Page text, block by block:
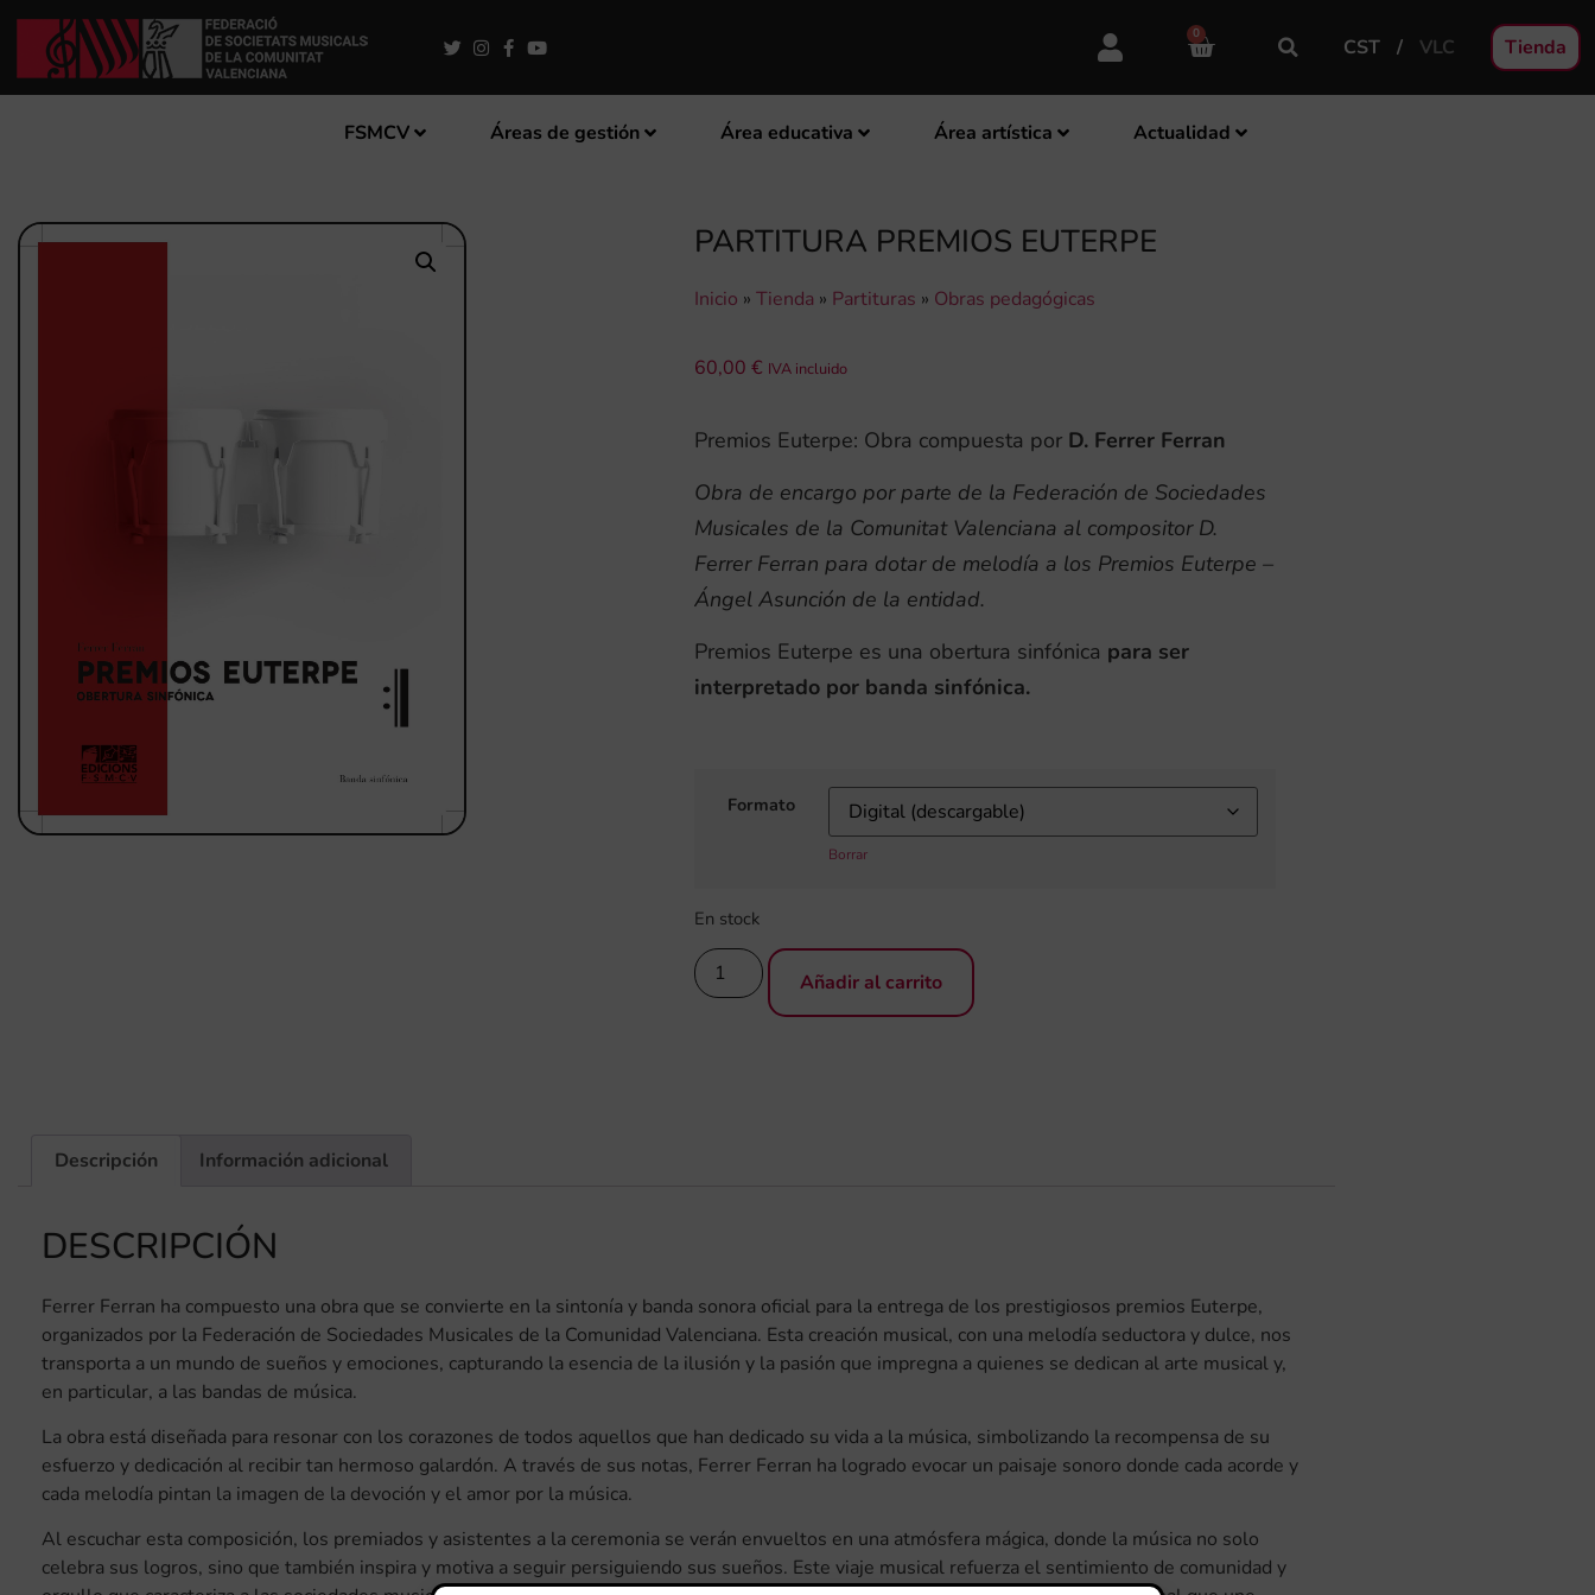
0
CST VLC Tienda
FSMCV Áreas de gestión Área educativa Área artística Actualidad
PARTITURA PREMIOS EUTERPE
Inicio » Tienda » Partituras » Obras pedagógicas
60,00 € IVA incluido
Premios Euterpe: Obra compuesta por D. Ferrer Ferran
Obra de encargo por parte de la Federación de Sociedades
Musicales de la Comunitat Valenciana al compositor D.
Ferrer Ferran para dotar de melodía a los Premios Euterpe –
Ángel Asunción de la entidad.
Premios Euterpe es una obertura sinfónica para ser
interpretado por banda sinfónica.
Formato
Borrar
En stock
Añadir al carrito
Descripción Información adicional
DESCRIPCIÓN
Ferrer Ferran ha compuesto una obra que se convierte en la sintonía y banda sonora oficial para la entrega de los prestigiosos premios Euterpe,
organizados por la Federación de Sociedades Musicales de la Comunidad Valenciana. Esta creación musical, con una melodía seductora y dulce, nos
transporta a un mundo de sueños y emociones, capturando la esencia de la ilusión y la pasión que impregna a quienes se dedican al arte musical y,
en particular, a las bandas de música.
La obra está diseñada para resonar con los corazones de todos aquellos que han dedicado su vida a la música, simbolizando la recompensa de su
esfuerzo y dedicación al recibir tan hermoso galardón. A través de sus notas, Ferrer Ferran ha logrado evocar un paisaje sonoro donde cada acorde y
cada melodía pintan la imagen de la devoción y el amor por la música.
Al escuchar esta composición, los premiados y asistentes a la ceremonia se verán envueltos en una atmósfera mágica, donde la música no solo
celebra sus logros, sino que también inspira y motiva a seguir persiguiendo sus sueños. Este viaje musical refuerza el sentimiento de comunidad y